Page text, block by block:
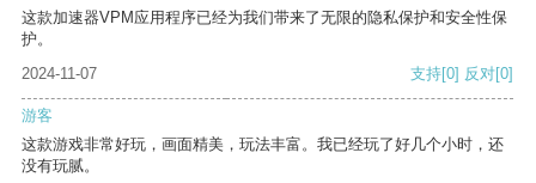
这款加速器VPM应用程序已经为我们带来了无限的隐私保护和安全性保
护。
2024-11-07
支持[0] 反对[0]
游客
这款游戏非常好玩，画面精美，玩法丰富。我已经玩了好几个小时，还
没有玩腻。